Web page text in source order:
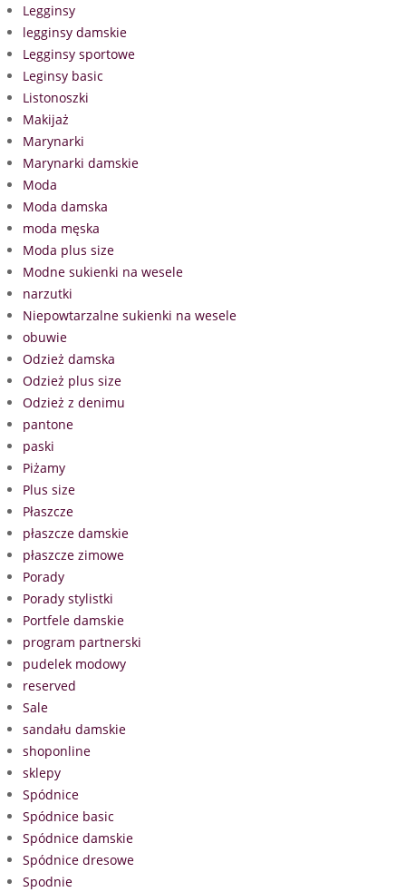
Legginsy
legginsy damskie
Legginsy sportowe
Leginsy basic
Listonoszki
Makijaż
Marynarki
Marynarki damskie
Moda
Moda damska
moda męska
Moda plus size
Modne sukienki na wesele
narzutki
Niepowtarzalne sukienki na wesele
obuwie
Odzież damska
Odzież plus size
Odzież z denimu
pantone
paski
Piżamy
Plus size
Płaszcze
płaszcze damskie
płaszcze zimowe
Porady
Porady stylistki
Portfele damskie
program partnerski
pudelek modowy
reserved
Sale
sandału damskie
shoponline
sklepy
Spódnice
Spódnice basic
Spódnice damskie
Spódnice dresowe
Spodnie